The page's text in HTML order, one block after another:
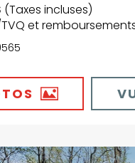
(Taxes incluses)
TVQ et